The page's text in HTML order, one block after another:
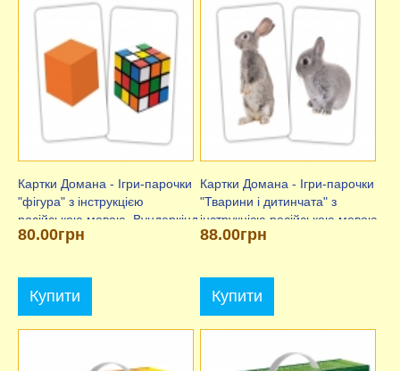
Картки Домана - Ігри-парочки
"фігура" з інструкцією
російською мовою, Вундеркінд
з пелюшок
80.00грн
Купити
Картки Домана - Ігри-парочки
"Тварини і дитинчата" з
інструкцією російською мовою,
Вундеркінд з пелюшок
88.00грн
Купити